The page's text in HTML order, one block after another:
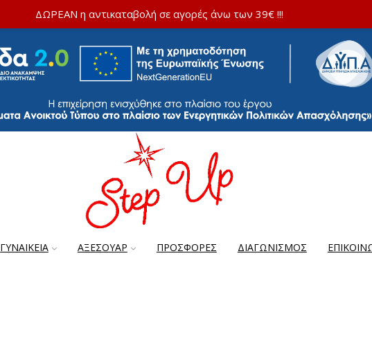
ΓΥΝΑΙΚΕΊΑ ΑΞΕΣΟΥΆΡ ΠΡΟΣΦΟΡΈΣ ΔΙΑΓΩΝΙΣΜΌΣ
ΔΩΡΕΑΝ η αντικαταβολή σε αγορές άνω των 39€ !!!